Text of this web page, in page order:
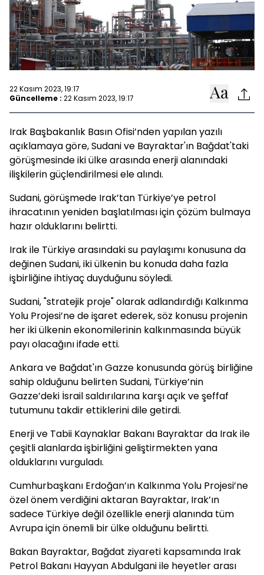
22 Kasım 2023, 19:17
Güncelleme : 22 Kasım 2023, 19:17
Irak Başbakanlık Basın Ofisi’nden yapılan yazılı
açıklamaya göre, Sudani ve Bayraktar'ın Bağdat'taki
görüşmesinde iki ülke arasında enerji alanındaki
ilişkilerin güçlendirilmesi ele alındı.
Sudani, görüşmede Irak’tan Türkiye’ye petrol
ihracatının yeniden başlatılması için çözüm bulmaya
hazır olduklarını belirtti.
Irak ile Türkiye arasındaki su paylaşımı konusuna da
değinen Sudani, iki ülkenin bu konuda daha fazla
işbirliğine ihtiyaç duyduğunu söyledi.
Sudani, "stratejik proje" olarak adlandırdığı Kalkınma
Yolu Projesi’ne de işaret ederek, söz konusu projenin
her iki ülkenin ekonomilerinin kalkınmasında büyük
payı olacağını ifade etti.
Ankara ve Bağdat'ın Gazze konusunda görüş birliğine
sahip olduğunu belirten Sudani, Türkiye’nin
Gazze’deki İsrail saldırılarına karşı açık ve şeffaf
tutumunu takdir ettiklerini dile getirdi.
Enerji ve Tabii Kaynaklar Bakanı Bayraktar da Irak ile
çeşitli alanlarda işbirliğini geliştirmekten yana
olduklarını vurguladı.
Cumhurbaşkanı Erdoğan’ın Kalkınma Yolu Projesi’ne
özel önem verdiğini aktaran Bayraktar, Irak’ın
sadece Türkiye değil özellikle enerji alanında tüm
Avrupa için önemli bir ülke olduğunu belirtti.
Bakan Bayraktar, Bağdat ziyareti kapsamında Irak
Petrol Bakanı Hayyan Abdulgani ile heyetler arası